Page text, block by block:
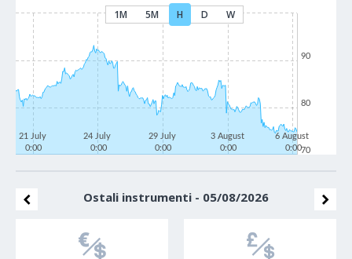
1M 5M H D W
21 July
0:00
24 July
0:00
29 July
0:00
3 August
0:00
6 August
0:0070
80
90
Ostali instrumenti - 05/08/2026